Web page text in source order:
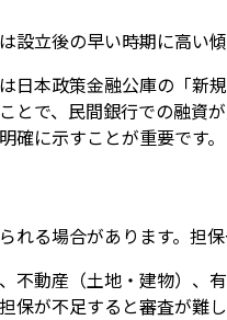
設立後の早い時期に高い
日本政策金融公庫の「新
とで、民間銀行での融資
に示すことが重要です。
れる場合があります。担
不動産（土地・建物）、
保が不足すると審査が難